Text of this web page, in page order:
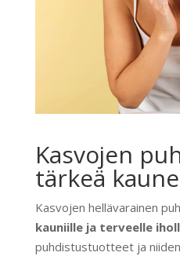
Kasvojen
tärkeä
Kasvojen hellävarainen
kauniille ja terveelle
puhdistustuotteet ja